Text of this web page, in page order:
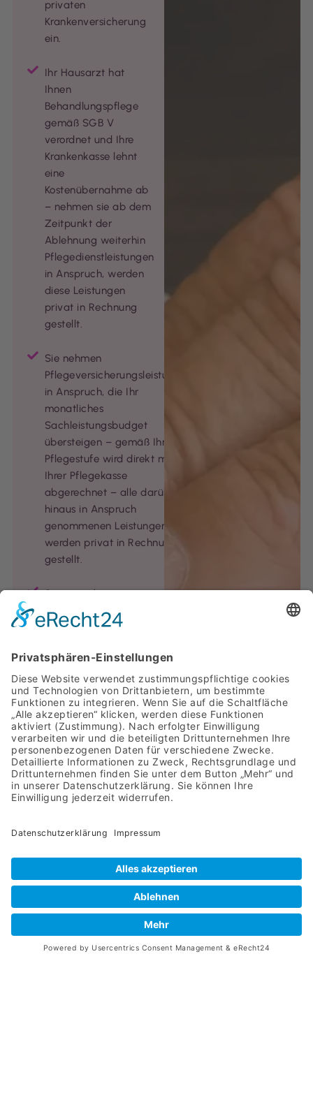
privaten
Krankenversicherung
ein.
Ihr Hausarzt hat
Ihnen
Behandlungspflege
gemäß SGB V
verordnet und Ihre
Krankenkasse lehnt
eine
Kostenübernahme ab
– nehmen sie ab dem
Zeitpunkt der
Ablehnung weiterhin
Pflegedienstleistungen
in Anspruch, werden
diese Leistungen
privat in Rechnung
gestellt.
Sie nehmen
Pflegeversicherungsleistungen
in Anspruch, die Ihr
monatliches
Sachleistungsbudget
übersteigen – gemäß Ihrer
Pflegestufe wird direkt mit
Ihrer Pflegekasse
abgerechnet – alle darüber
hinaus in Anspruch
genommenen Leistungen
werden privat in Rechnung
gestellt.
Sie wünschen
zusätzliche
Leistungen, die nicht
der Pflegekassen
oder Krankenkassen
enthalten sind oder
nicht genehmigt
wurden. Diese
Leistungen werden
mit 9,50 € je
angefangene 15
Minuten nach Dauer
abgerechnet.
Spezialist Betreuung von beatmeten Patienten
in Dortmund & Umgebung.
Kontaktformular